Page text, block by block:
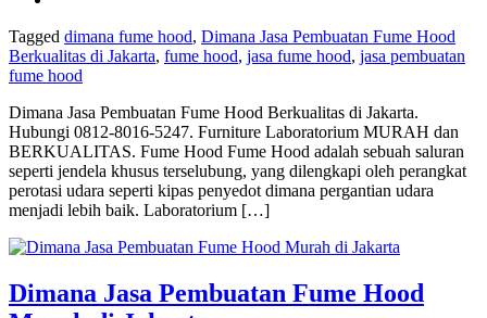
Pembuatan
Fume
di
Jakarta
Tagged dimana fume hood, Dimana Jasa Pembuatan Fume Hood
Berkualitas di Jakarta, fume hood, jasa fume hood, jasa pembuatan
fume hood
Dimana Jasa Pembuatan Fume Hood Berkualitas di Jakarta.
Hubungi 0812-8016-5247. Furniture Laboratorium MURAH dan
BERKUALITAS. Fume Hood Fume Hood adalah sebuah saluran
seperti jendela khusus terselubung, yang dilengkapi oleh perangkat
perotasi udara seperti kipas penyedot dimana pergantian udara
menjadi lebih baik. Laboratorium […]
Dimana Jasa Pembuatan Fume Hood